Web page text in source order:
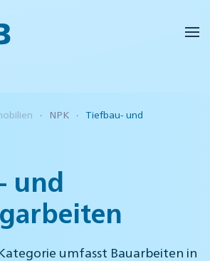
NPK
Tiefbau- und
und
umfasst Bauarbeiten in